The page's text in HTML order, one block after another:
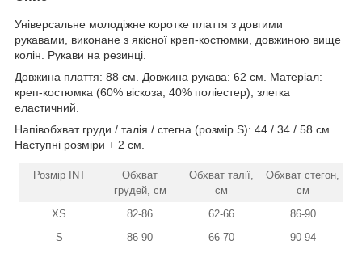
Універсальне молодіжне коротке плаття з довгими
рукавами, виконане з якісної креп-костюмки, довжиною вище
колін. Рукави на резинці.
Довжина плаття: 88 см. Довжина рукава: 62 см. Матеріал:
креп-костюмка (60% віскоза, 40% поліестер), злегка
еластичний.
Напівобхват груди / талія / стегна (розмір S): 44 / 34 / 58 см.
Наступні розміри + 2 см.
Розмір INT
Обхват
грудей, см
Обхват талії,
см
Обхват стегон,
см
XS
82-86 62-66
86-90
S
86-90 66-70
90-94